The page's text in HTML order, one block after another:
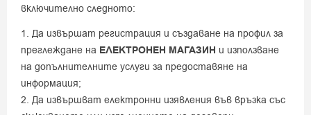
включително следното:
1. Да извършат регистрация и създаване на профил за
преглеждане на ЕЛЕКТРОНЕН МАГАЗИН и използване
на допълнителните услуги за предоставяне на
информация;
2. Да извършват електронни изявления във връзка със